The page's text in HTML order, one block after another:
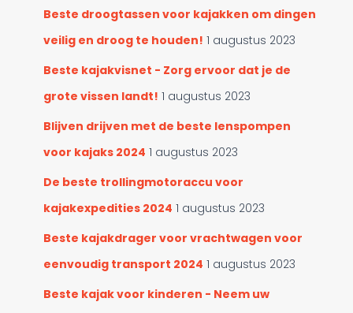
Beste droogtassen voor kajakken om dingen
veilig en droog te houden! 1 augustus 2023
Beste kajakvisnet - Zorg ervoor dat je de
grote vissen landt! 1 augustus 2023
Blijven drijven met de beste lenspompen
voor kajaks 2024 1 augustus 2023
De beste trollingmotoraccu voor
kajakexpedities 2024 1 augustus 2023
Beste kajakdrager voor vrachtwagen voor
eenvoudig transport 2024 1 augustus 2023
Beste kajak voor kinderen - Neem uw